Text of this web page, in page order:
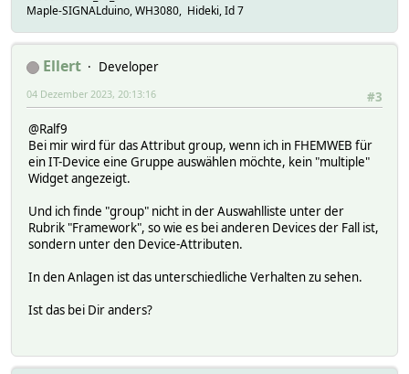
Maple-SIGNALduino, WH3080, Hideki, Id 7
Ellert
Developer
#3
04 Dezember 2023, 20:13:16
@Ralf9
Bei mir wird für das Attribut group, wenn ich in FHEMWEB für
ein IT-Device eine Gruppe auswählen möchte, kein "multiple"
Widget angezeigt.
Und ich finde "group" nicht in der Auswahlliste unter der
Rubrik "Framework", so wie es bei anderen Devices der Fall ist,
sondern unter den Device-Attributen.
In den Anlagen ist das unterschiedliche Verhalten zu sehen.
Ist das bei Dir anders?